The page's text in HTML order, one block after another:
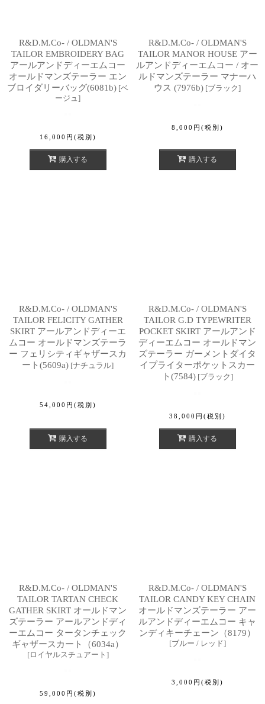
R&D.M.Co- / OLDMAN'S
TAILOR EMBROIDERY BAG
アールアンドディーエムコー
オールドマンズテーラー エン
ブロイダリーバッグ(6081b) [ベ
ージュ ]
16,000 円 (税別)
購入する
R&D.M.Co- / OLDMAN'S
TAILOR MANOR HOUSE アー
ルアンドディーエムコー / オー
ルドマンズテーラー マナーハ
ウス (7976b) [ブラック]
8,000 円 (税別)
購入する
R&D.M.Co- / OLDMAN'S
TAILOR FELICITY GATHER
SKIRT アールアンドディーエ
ムコー オールドマンズテーラ
ー フェリシティギャザースカ
ート(5609a) [ナチュラル]
54,000 円 (税別)
購入する
R&D.M.Co- / OLDMAN'S
TAILOR G.D TYPEWRITER
POCKET SKIRT アールアンド
ディーエムコー オールドマン
ズテーラー ガーメントダイタ
イプライターポケットスカー
ト(7584) [ブラック]
38,000 円 (税別)
購入する
R&D.M.Co- / OLDMAN'S
TAILOR TARTAN CHECK
GATHER SKIRT オールドマン
ズテーラー アールアンドディ
ーエムコー タータンチェック
ギャザースカート（6034a）
[ロイヤルスチュアート ]
59,000 円 (税別)
R&D.M.Co- / OLDMAN'S
TAILOR CANDY KEY CHAIN
オールドマンズテーラー アー
ルアンドディーエムコー キャ
ンディキーチェーン（8179）
[ブルー / レッド]
3,000 円 (税別)